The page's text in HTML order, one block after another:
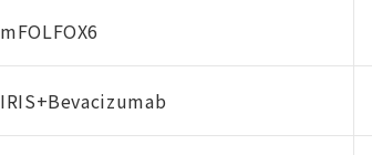
mFOLFOX6
IRIS+Bevacizumab